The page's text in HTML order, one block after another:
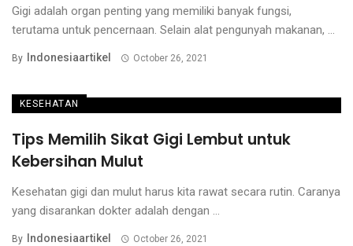
Gigi adalah organ penting yang memiliki banyak fungsi,
terutama untuk pencernaan. Selain alat pengunyah makanan, ...
By Indonesiaartikel October 26, 2021
KESEHATAN
Tips Memilih Sikat Gigi Lembut untuk
Kebersihan Mulut
Kesehatan gigi dan mulut harus kita rawat secara rutin. Caranya
yang disarankan dokter adalah dengan ...
By Indonesiaartikel October 26, 2021